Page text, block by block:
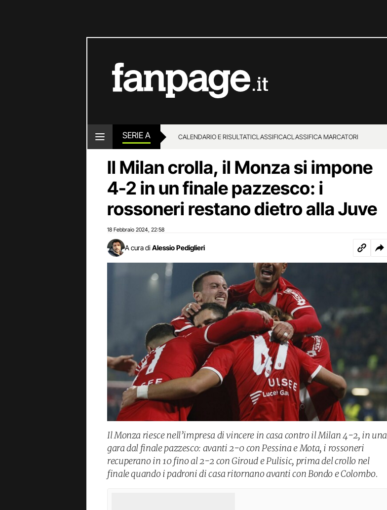
SERIE A CALENDARIO E RISULTATICLASSIFICACLASSIFICA MARCATORI
Il Milan crolla, il Monza si impone
4-2 in un finale pazzesco: i
rossoneri restano dietro alla Juve
18 Febbraio 2024 22:58
A cura di Alessio Pediglieri
Il Monza riesce nell’impresa di vincere in casa contro il Milan 4-2, in una
gara dal finale pazzesco: avanti 2-0 con Pessina e Mota, i rossoneri
recuperano in 10 fino al 2-2 con Giroud e Pulisic, prima del crollo nel
finale quando i padroni di casa ritornano avanti con Bondo e Colombo.